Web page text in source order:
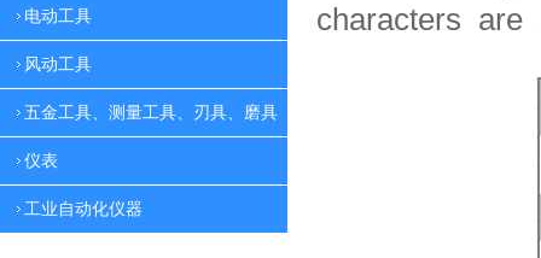
电动工具
风动工具
五金工具、测量工具、刃具、磨具
仪表
工业自动化仪器
characters